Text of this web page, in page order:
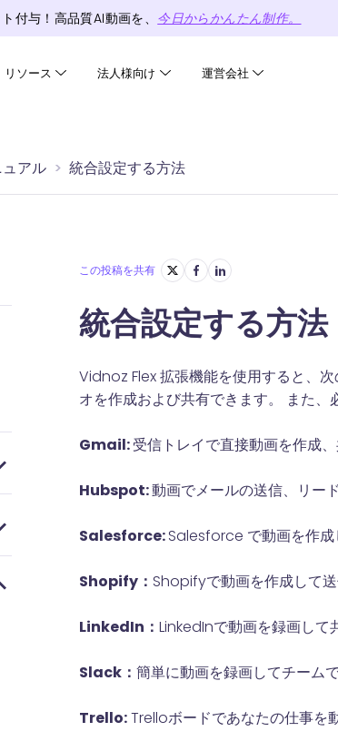
付与！高品質AI動画を、 今日からかんたん制作。
リソース 法人様向け 運営会社
アル 統合設定する方法
この投稿を共有
統合設定する方法
Vidnoz Flex 拡張機能を使用すると、
オを作成および共有できます。 また、
Gmail:受信トレイで直接動画を作成、
Hubspot:動画でメールの送信、リー
Salesforce:Salesforce で動画を作成
Shopify： Shopifyで動画を作成して
LinkedIn： LinkedInで動画を録画して
Slack： 簡単に動画を録画してチーム
Trello:Trelloボードであなたの仕事を